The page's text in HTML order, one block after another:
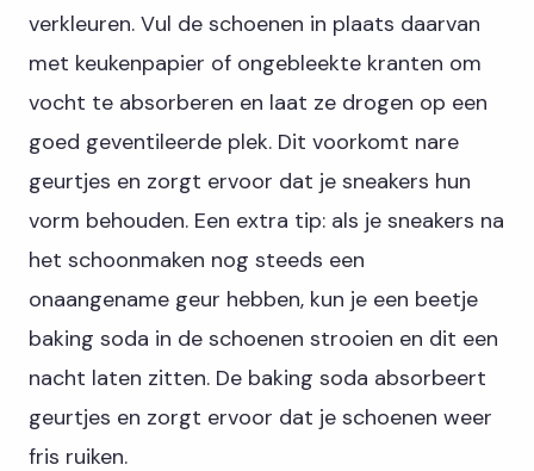
verkleuren. Vul de schoenen in plaats daarvan
met keukenpapier of ongebleekte kranten om
vocht te absorberen en laat ze drogen op een
goed geventileerde plek. Dit voorkomt nare
geurtjes en zorgt ervoor dat je sneakers hun
vorm behouden. Een extra tip: als je sneakers na
het schoonmaken nog steeds een
onaangename geur hebben, kun je een beetje
baking soda in de schoenen strooien en dit een
nacht laten zitten. De baking soda absorbeert
geurtjes en zorgt ervoor dat je schoenen weer
fris ruiken.